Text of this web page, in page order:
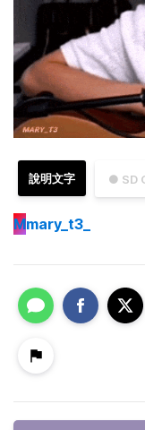
● SD
說明文字
Mmary_t3_